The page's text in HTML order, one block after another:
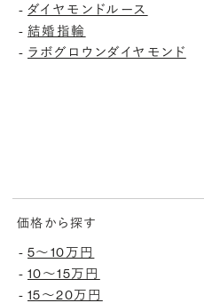
- ダイヤモンドルース
- 結婚指輪
- ラボグロウンダイヤモンド
価格から探す
- 5〜10万円
- 10〜15万円
- 15〜20万円